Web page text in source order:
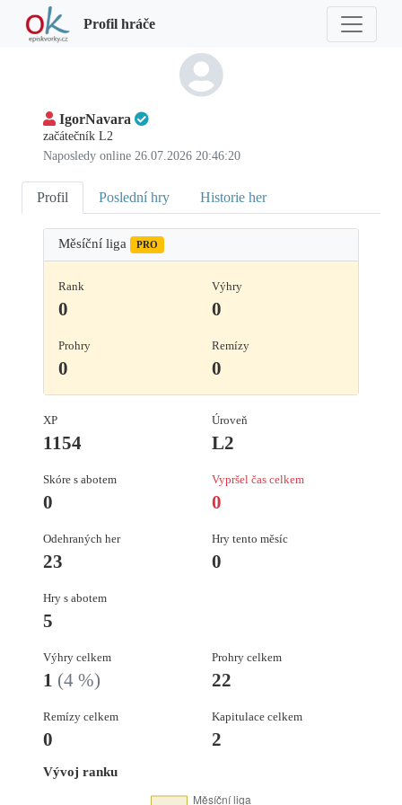
Profil hráče
IgorNavara
začátečník L2
Naposledy online 26.07.2026 20:46:20
Profil Poslední hry Historie her
Měsíční liga PRO
Rank
0
Výhry
0
Prohry
0
Remízy
0
XP
1154
Úroveň
L2
Skóre s abotem
0
Vypršel čas celkem
0
Odehraných her
23
Hry tento měsíc
0
Hry s abotem
5
Výhry celkem
1 (4 %)
Prohry celkem
22
Remízy celkem
0
Kapitulace celkem
2
Vývoj ranku